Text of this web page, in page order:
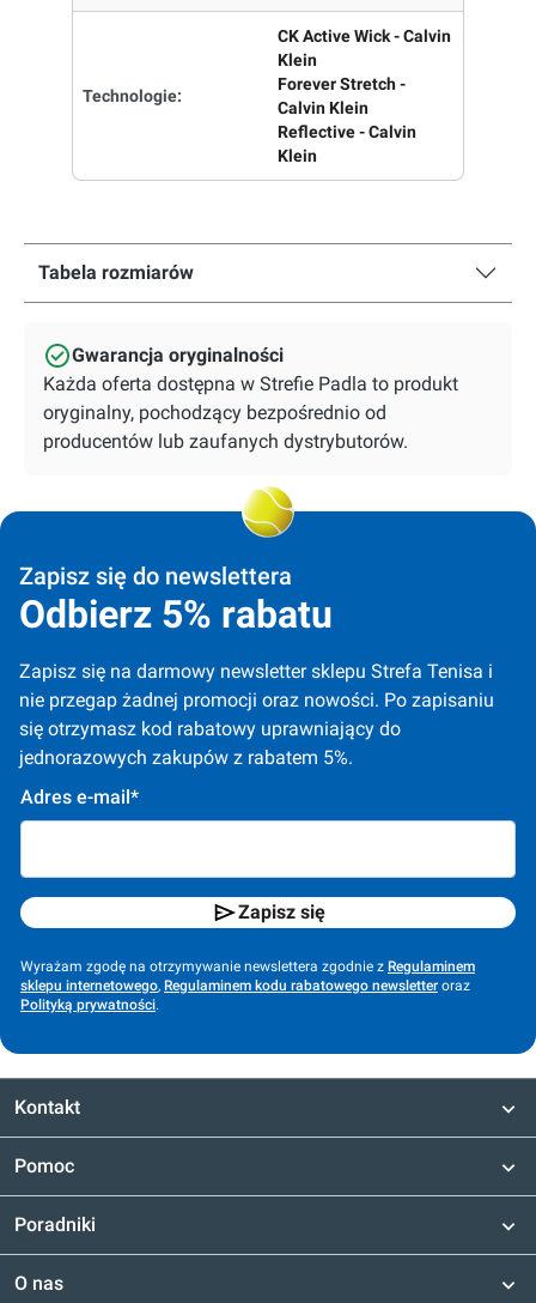
Technologie:
CK Active Wick - Calvin
Klein
Forever Stretch -
Calvin Klein
Reflective - Calvin
Klein
Tabela rozmiarów
Gwarancja oryginalności
Każda oferta dostępna w Strefie Padla to produkt
oryginalny, pochodzący bezpośrednio od
producentów lub zaufanych dystrybutorów.
Zapisz się do newslettera
Odbierz 5% rabatu
Zapisz się na darmowy newsletter sklepu Strefa Tenisa i
nie przegap żadnej promocji oraz nowości. Po zapisaniu
się otrzymasz kod rabatowy uprawniający do
jednorazowych zakupów z rabatem 5%.
Adres e-mail*
Zapisz się
Wyrażam zgodę na otrzymywanie newslettera zgodnie z Regulaminem
sklepu internetowego, Regulaminem kodu rabatowego newsletter oraz
Polityką prywatności.
Kontakt
Pomoc
Poradniki
O nas